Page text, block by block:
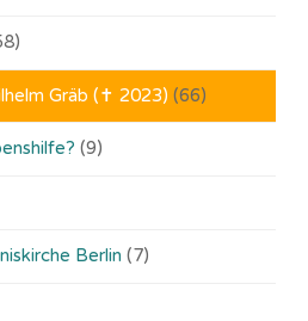
Gräb (✝ 2023) (66)
(9)
Berlin (7)